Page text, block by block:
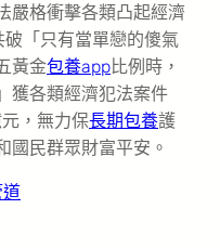
嚴格衝擊各類凸起經濟
「只有當單戀的傻氣
黃金包養app比例時，
獲各類經濟犯法案件
，無力保長期包養護
國民群眾財富平安。